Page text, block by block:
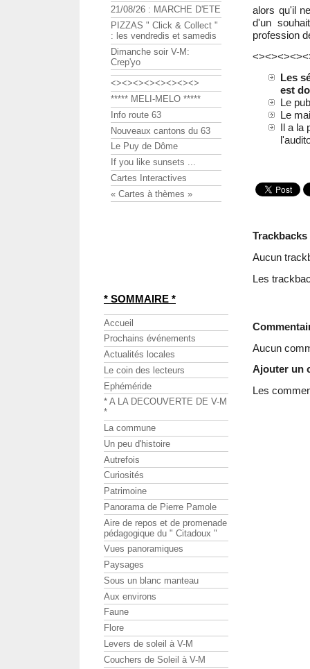
alors qu'il
d'un
profession
Les
est
Le
Le
Il a la
Trackbacks
Aucun
Les
Aucun
Ajouter un
Les
21/08/26 : MARCHE D'ETE
PIZZAS " Click & Collect "
: les vendredis et samedis
Dimanche soir V-M:
Crep'yo
<><><><><><><><>
***** MELI-MELO *****
Info route 63
Nouveaux cantons du 63
Le Puy de Dôme
If you like sunsets ...
Cartes Interactives
« Cartes à thèmes »
* SOMMAIRE *
Accueil
Prochains événements
Actualités locales
Le coin des lecteurs
Ephéméride
* A LA DECOUVERTE DE V-M
*
La commune
Un peu d'histoire
Autrefois
Curiosités
Patrimoine
Panorama de Pierre Pamole
Aire de repos et de promenade
pédagogique du " Citadoux "
Vues panoramiques
Paysages
Sous un blanc manteau
Aux environs
Faune
Flore
Levers de soleil à V-M
Couchers de Soleil à V-M